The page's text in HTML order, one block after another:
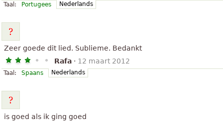
Taal: Portugees Nederlands
Zeer goede dit lied. Sublieme. Bedankt
Rafa · 12 maart 2012
Taal: Spaans Nederlands
is goed als ik ging goed